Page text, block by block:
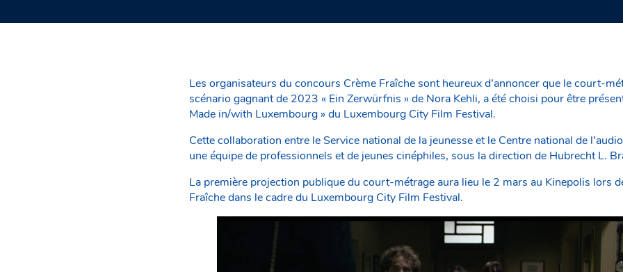
Les organisateurs du concours Crème Fraîche sont heureux d’annoncer que le court-
scénario gagnant de 2023 « Ein Zerwürfnis » de Nora Kehli, a été choisi pour être
Made in/with Luxembourg » du Luxembourg City Film Festival.
Cette collaboration entre le Service national de la jeunesse et le Centre national de
une équipe de professionnels et de jeunes cinéphiles, sous la direction de Hubrecht L.
La première projection publique du court-métrage aura lieu le 2 mars au Kinepolis lors
Fraîche dans le cadre du Luxembourg City Film Festival.